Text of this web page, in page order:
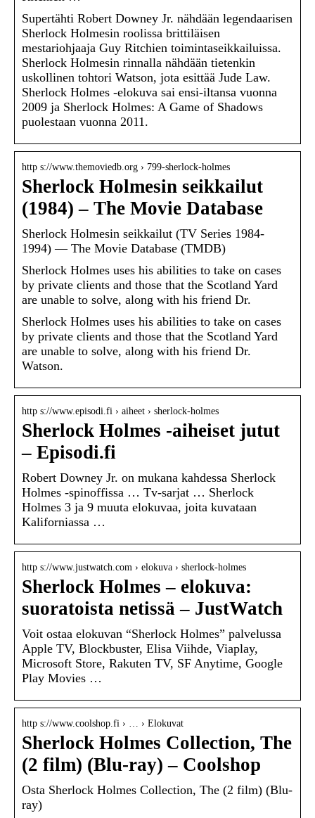
Supertähti Robert Downey Jr. nähdään legendaarisen
Sherlock Holmesin roolissa brittiläisen
mestariohjaaja Guy Ritchien toimintaseikkailuissa.
Sherlock Holmesin rinnalla nähdään tietenkin
uskollinen tohtori Watson, jota esittää Jude Law.
Sherlock Holmes -elokuva sai ensi-iltansa vuonna
2009 ja Sherlock Holmes: A Game of Shadows
puolestaan vuonna 2011.
http s://www.themoviedb.org › 799-sherlock-holmes
Sherlock Holmesin seikkailut
(1984) – The Movie Database
Sherlock Holmesin seikkailut (TV Series 1984-
1994) — The Movie Database (TMDB)
Sherlock Holmes uses his abilities to take on cases
by private clients and those that the Scotland Yard
are unable to solve, along with his friend Dr.
Sherlock Holmes uses his abilities to take on cases
by private clients and those that the Scotland Yard
are unable to solve, along with his friend Dr.
Watson.
http s://www.episodi.fi › aiheet › sherlock-holmes
Sherlock Holmes -aiheiset jutut
– Episodi.fi
Robert Downey Jr. on mukana kahdessa Sherlock
Holmes -spinoffissa … Tv-sarjat … Sherlock
Holmes 3 ja 9 muuta elokuvaa, joita kuvataan
Kaliforniassa …
http s://www.justwatch.com › elokuva › sherlock-holmes
Sherlock Holmes – elokuva:
suoratoista netissä – JustWatch
Voit ostaa elokuvan “Sherlock Holmes” palvelussa
Apple TV, Blockbuster, Elisa Viihde, Viaplay,
Microsoft Store, Rakuten TV, SF Anytime, Google
Play Movies …
http s://www.coolshop.fi › … › Elokuvat
Sherlock Holmes Collection, The
(2 film) (Blu-ray) – Coolshop
Osta Sherlock Holmes Collection, The (2 film) (Blu-
ray)